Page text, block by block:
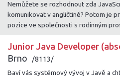
Nemůžete se rozhodnout zda
komunikovat v angličtině? Potom je
pozice ve společnosti s rodinným
Junior Java Developer
Brno
/8113/
Baví vás systémový vývoj v Javě a